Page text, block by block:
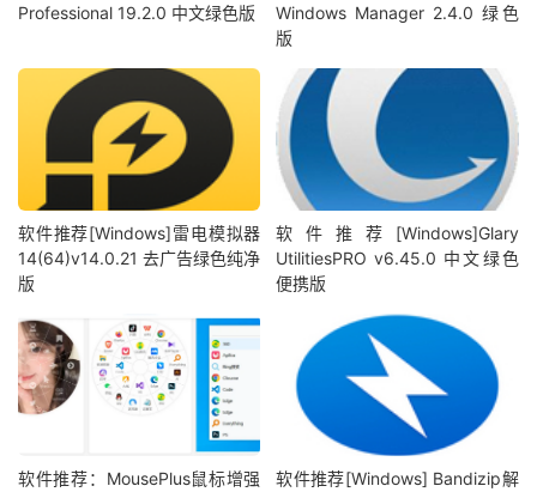
Professional 19.2.0 中文绿色版
Windows Manager 2.4.0 绿色
版
软件推荐[Windows]雷电模拟器
14(64)v14.0.21 去广告绿色纯净
版
软件推荐[Windows]Glary
UtilitiesPRO v6.45.0 中文绿色
便携版
软件推荐：MousePlus鼠标增强
软件推荐[Windows] Bandizip解